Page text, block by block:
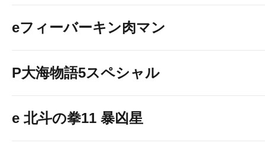
eフィーバーキン肉マン
P大海物語5スペシャル
e 北斗の拳11 暴凶星